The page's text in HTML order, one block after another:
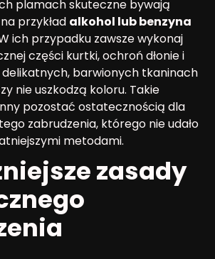
plamach skuteczne bywają
przykład alkohol lub benzyna
ich przypadku zawsze wykonaj
części kurtki, ochroń dłonie i
delikatnych, barwionych tkaninach
nie uszkodzą koloru. Takie
pozostać ostatecznością dla
zabrudzenia, którego nie udało
metodami.
zasady